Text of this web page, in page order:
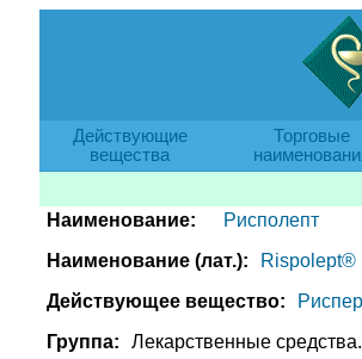
Действующие
вещества
Торговые
Наименование:
Рисполепт
Наименование (лат.):
Rispolept®
Действующее вещество:
Группа:
Лекарственные средства.